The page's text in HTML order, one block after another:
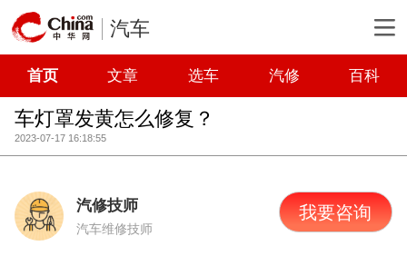
汽车
首页 文章 选车 汽修 百科
车灯罩发黄怎么修复？
2023-07-17 16:18:55
汽修技师
汽车维修技师
我要咨询